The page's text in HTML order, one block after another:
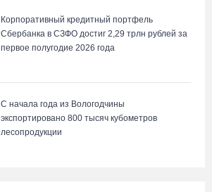
Корпоративный кредитный портфель
Сбербанка в СЗФО достиг 2,29 трлн рублей за
первое полугодие 2026 года
С начала года из Вологодчины
экспортировано 800 тысяч кубометров
лесопродукции